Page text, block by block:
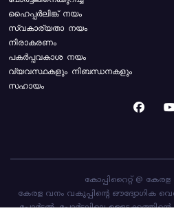
ഹൈപ്പർലിങ്ക് നയം
സ്വകാര്യതാ നയം
നിരാകരണം
പകർപ്പവകാശ നയം
വ്യവസ്ഥകളും നിബന്ധനകളും
സഹായം
കോപ്പിറൈറ്റ് @
കേരള വനം വകുപ്പിന്റെ ഔദ്യോഗിക
പോർട്ടൽ. പോർട്ടലിലെ